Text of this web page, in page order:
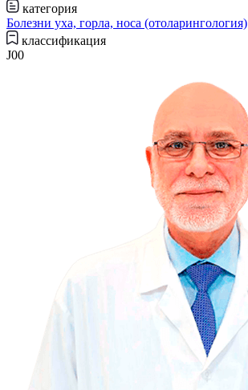
категория
Болезни уха, горла, носа (отоларингология)
классификация
J00